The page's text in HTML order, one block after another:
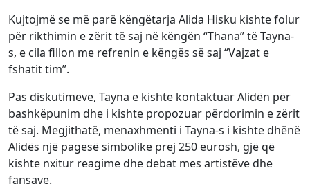
Kujtojmë se më parë këngëtarja Alida Hisku kishte folur
për rikthimin e zërit të saj në këngën “Thana” të Tayna-
s, e cila fillon me refrenin e këngës së saj “Vajzat e
fshatit tim”.
Pas diskutimeve, Tayna e kishte kontaktuar Alidën për
bashkëpunim dhe i kishte propozuar përdorimin e zërit
të saj. Megjithatë, menaxhmenti i Tayna-s i kishte dhënë
Alidës një pagesë simbolike prej 250 eurosh, gjë që
kishte nxitur reagime dhe debat mes artistëve dhe
fansave.